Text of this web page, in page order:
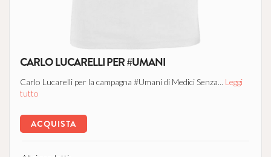
CARLO LUCARELLI PER #UMANI
Carlo Lucarelli per la campagna #Umani di Medici Senza... Leggi
tutto
ACQUISTA